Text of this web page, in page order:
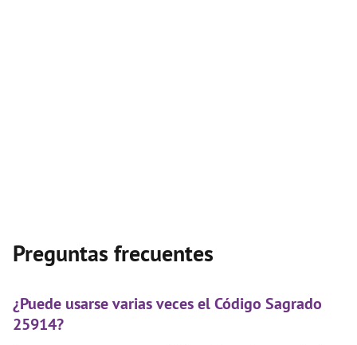
Preguntas frecuentes
¿Puede usarse varias veces el Código Sagrado
25914?